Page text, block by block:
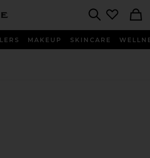
MAKEUP SKINCARE
DELINEADOR DE OJOS STAY ALL DAY